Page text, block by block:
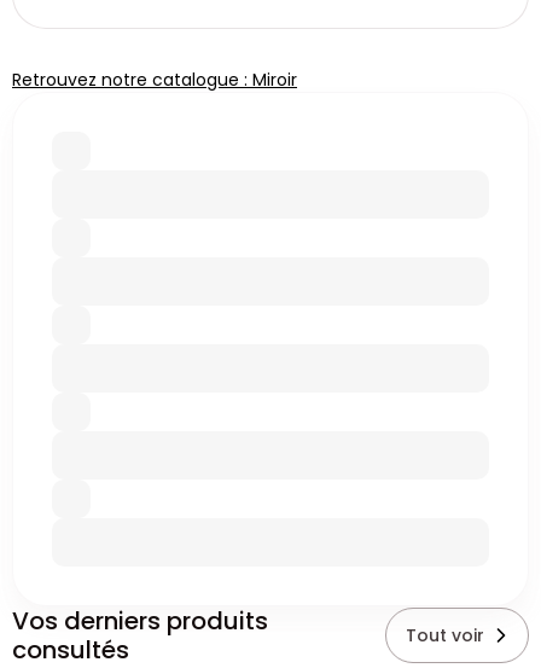
Retrouvez notre catalogue : Miroir
Vos derniers produits
consultés
Tout voir